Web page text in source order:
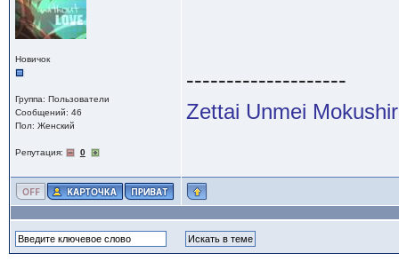
Новичок
Группа: Пользователи
Сообщений: 46
Пол: Женский
Репутация: 0
--------------------
Zettai Unmei